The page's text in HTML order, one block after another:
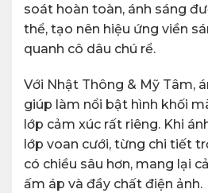
soát hoàn toàn, ánh sáng
thể, tạo nên hiệu ứng viền
quanh cô dâu chú rể.
Với Nhật Thông & Mỹ Tâm,
giúp làm nổi bật hình khối
lớp cảm xúc rất riêng. Khi
lớp voan cưới, từng chi tiết
có chiều sâu hơn, mang lại
ấm áp và đầy chất điện ảnh.